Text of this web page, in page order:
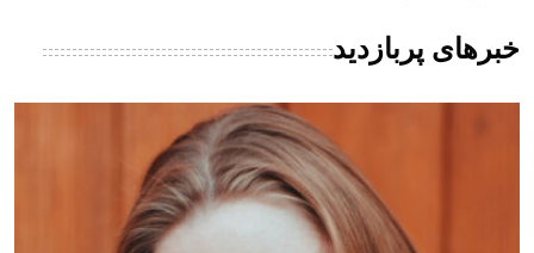
خبرهای پربازدید